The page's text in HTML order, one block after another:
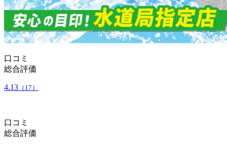
口コミ
総合評価
4.13 （17）
口コミ
総合評価